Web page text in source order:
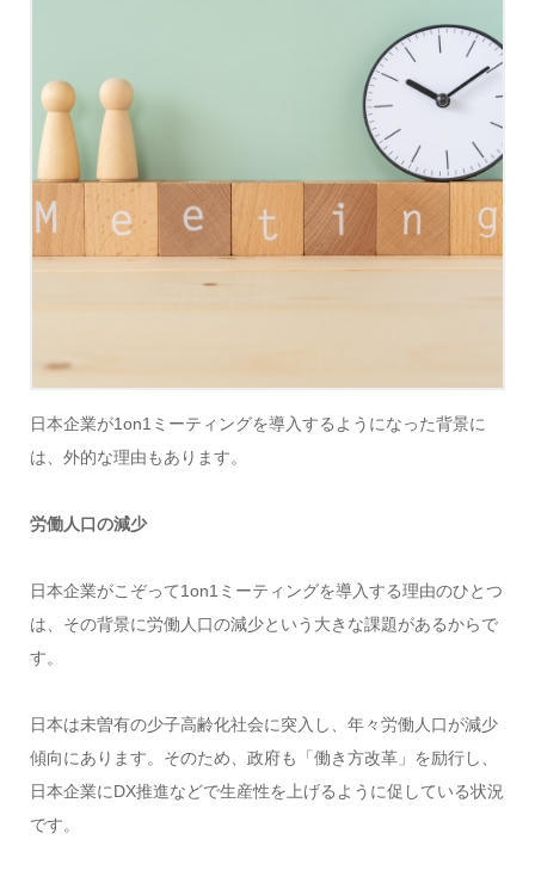
日本企業が1on1ミーティングを導入するようになった背景に
は、外的な理由もあります。
労働人口の減少
日本企業がこぞって1on1ミーティングを導入する理由のひとつ
は、その背景に労働人口の減少という大きな課題があるからで
す。
日本は未曽有の少子高齢化社会に突入し、年々労働人口が減少
傾向にあります。そのため、政府も「働き方改革」を励行し、
日本企業にDX推進などで生産性を上げるように促している状況
です。